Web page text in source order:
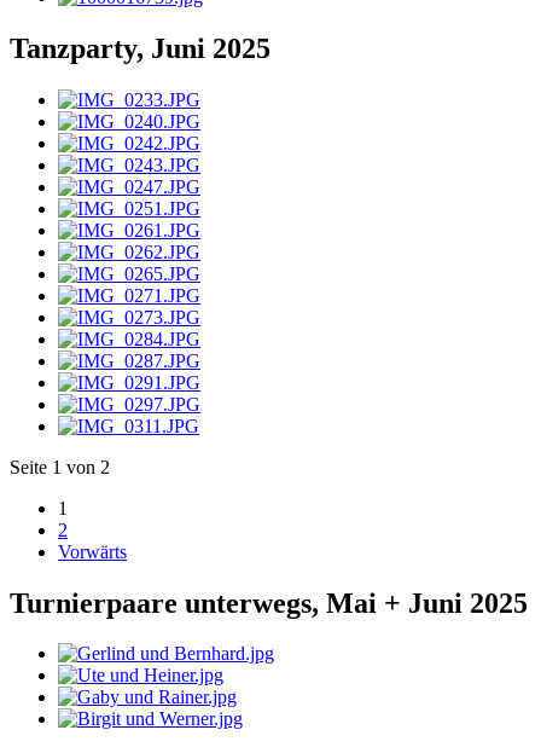
Tanzparty, Juni 2025
Seite 1 von 2
1
2
Vorwärts
Turnierpaare unterwegs, Mai + Juni 2025